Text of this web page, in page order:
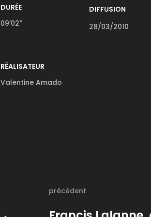
DURÉE
09'02"
DIFFUSION
28/03/2010
RÉALISATEUR
Valentine Amado
précédent